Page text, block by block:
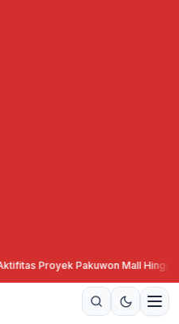
Proyek Pakuwon Mall Hingga